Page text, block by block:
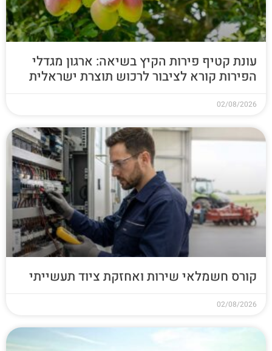
עונת קטיף פירות הקיץ בשיאה: ארגון מגדלי
הפירות קורא לציבור לרכוש תוצרת ישראלית
02/08/2026
קורס חשמלאי שירות ואחזקת ציוד תעשייתי
02/08/2026